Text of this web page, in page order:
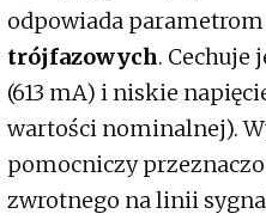
odpowiada parametrom
trójfazowych. Cechuje
(613 mA) i niskie
wartości nominalnej).
pomocniczy
zwrotnego na linii